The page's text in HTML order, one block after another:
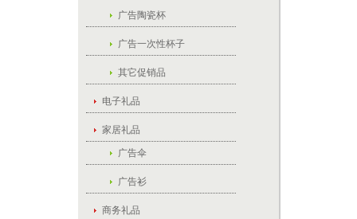
广告陶瓷杯
广告一次性杯子
其它促销品
电子礼品
家居礼品
广告伞
广告衫
商务礼品